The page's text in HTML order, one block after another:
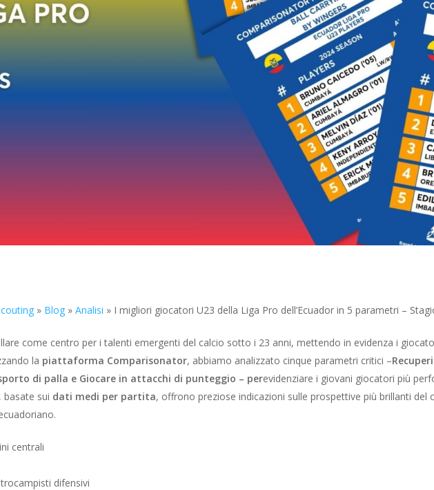
» Blog » Analisi » I migliori giocatori U23 della Liga Pro dell’Ecuador in 5 parametri –
come centro per i talenti emergenti del calcio sotto i 23 anni, mettendo in evidenza i
la piattaforma Comparisonator, abbiamo analizzato cinque parametri critici –
di palla e Giocare in attacchi di punteggio – perevidenziare i giovani giocatori più
basate sui dati medi per partita, offrono preziose indicazioni sulle prospettive più brillanti del
centrali
difensivi